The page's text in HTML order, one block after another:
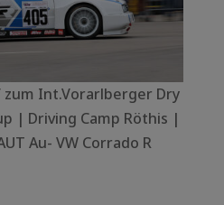
zum Int.Vorarlberger Dry
| Driving Camp Röthis |
Au- VW Corrado R